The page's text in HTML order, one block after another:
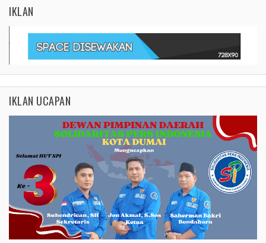
IKLAN
IKLAN UCAPAN